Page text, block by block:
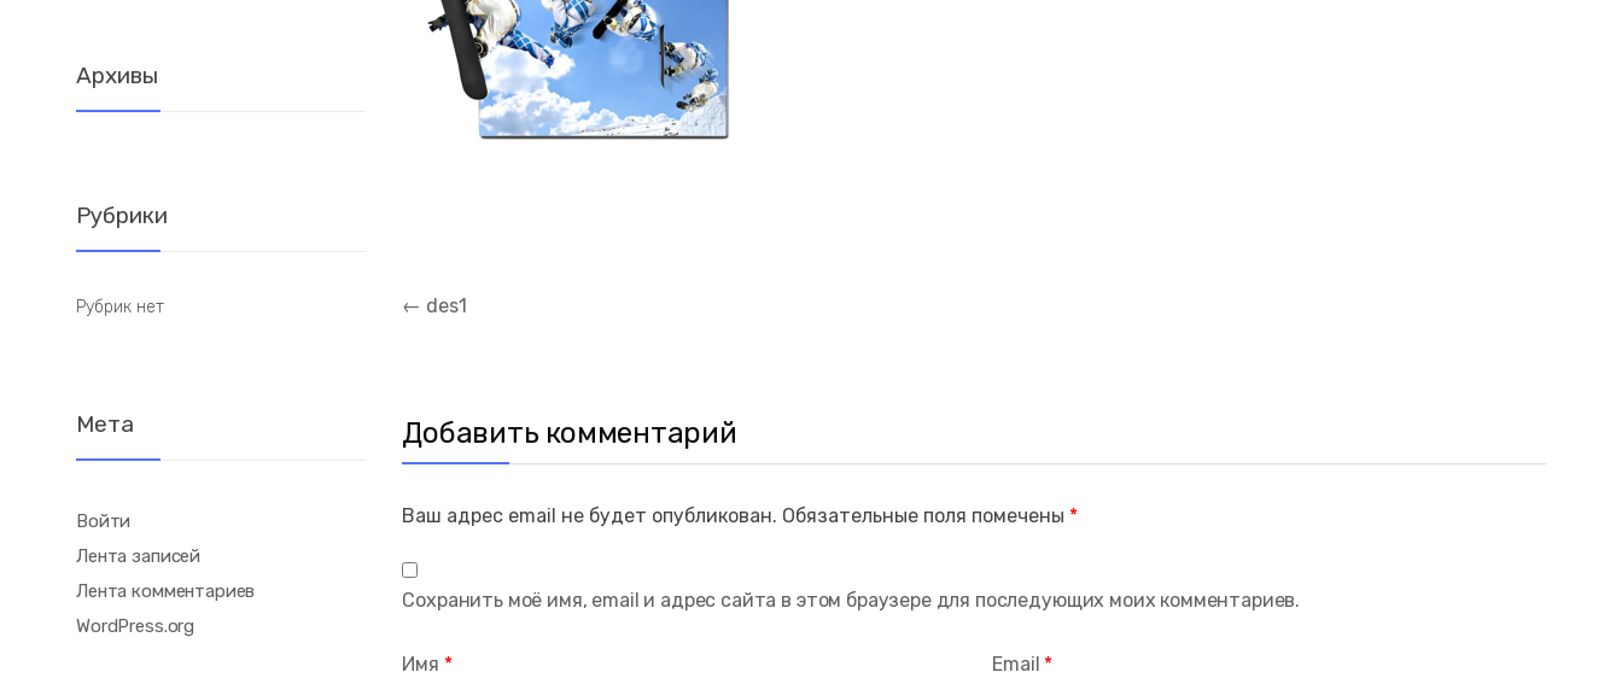
Навигация
← des1
Добавить комментарий
Ваш адрес email не будет опубликован. Обязательные поля помечены *
Имя * Email *
Сохранить моё имя, email и адрес сайта в этом браузере для последующих моих комментариев.
Архивы
Рубрики
Рубрик нет
Мета
Войти
Лента записей
Лента комментариев
WordPress.org